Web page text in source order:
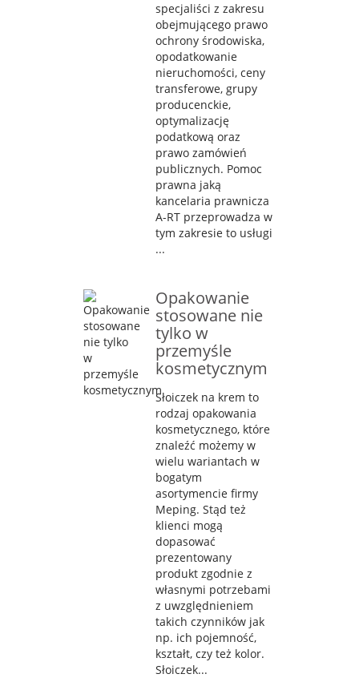
specjaliści z zakresu
obejmującego prawo
ochrony środowiska,
opodatkowanie
nieruchomości, ceny
transferowe, grupy
producenckie,
optymalizację
podatkową oraz
prawo zamówień
publicznych. Pomoc
prawna jaką
kancelaria prawnicza
A-RT przeprowadza w
tym zakresie to usługi
...
Opakowanie
stosowane nie
tylko w
przemyśle
kosmetycznym
Słoiczek na krem to
rodzaj opakowania
kosmetycznego, które
znaleźć możemy w
wielu wariantach w
bogatym
asortymencie firmy
Meping. Stąd też
klienci mogą
dopasować
prezentowany
produkt zgodnie z
własnymi potrzebami
z uwzględnieniem
takich czynników jak
np. ich pojemność,
kształt, czy też kolor.
Słoiczek...